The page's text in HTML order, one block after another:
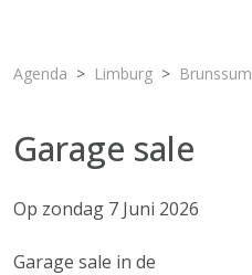
Agenda Limburg Brunssum
Garage sale
Op zondag 7 Juni 2026
Garage sale in de